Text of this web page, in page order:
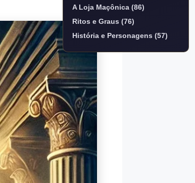
A Loja Maçônica (86)
Ritos e Graus (76)
História e Personagens (57)